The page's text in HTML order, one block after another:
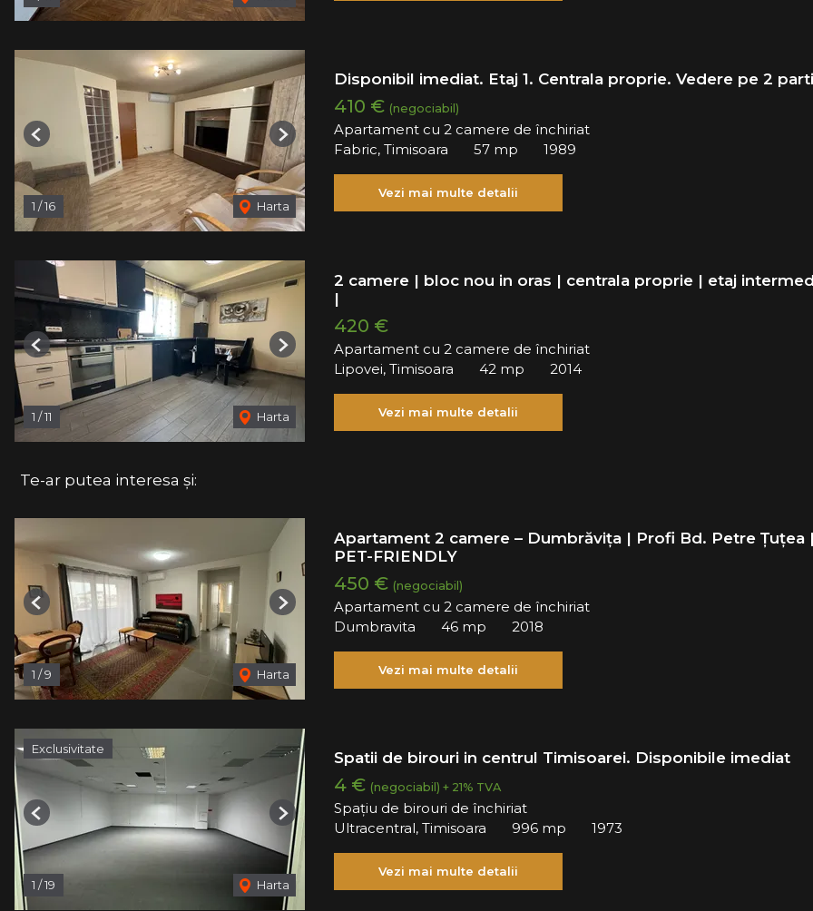
1 /16 Harta
Previous Next
Disponibil imediat. Etaj 1. Centrala proprie. Vedere pe 2
410 € (negociabil)
Apartament cu 2 camere de închiriat
Fabric, Timisoara
57 mp 1989
Vezi mai multe detalii
1 /11 Harta
Previous Next
2 camere | bloc nou in oras | centrala proprie | etaj
|
420 €
Apartament cu 2 camere de închiriat
Lipovei, Timisoara
42 mp 2014
Vezi mai multe detalii
Te-ar putea interesa și:
1 /9 Harta
Previous Next
Apartament 2 camere – Dumbrăvița | Profi Bd. Petre Țuțea
PET-FRIENDLY
450 € (negociabil)
Apartament cu 2 camere de închiriat
Dumbravita
46 mp 2018
Vezi mai multe detalii
Exclusivitate
1 /19 Harta
Previous Next
Spatii de birouri in centrul Timisoarei. Disponibile imediat
4 € (negociabil) + 21% TVA
Spațiu de birouri de închiriat
Ultracentral, Timisoara
996 mp 1973
Vezi mai multe detalii